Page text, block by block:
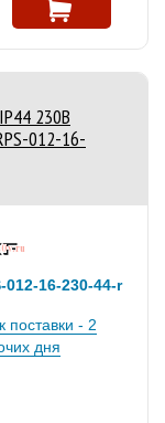
230В
012-16-
012-16-230-44-r
поставки - 2
дня